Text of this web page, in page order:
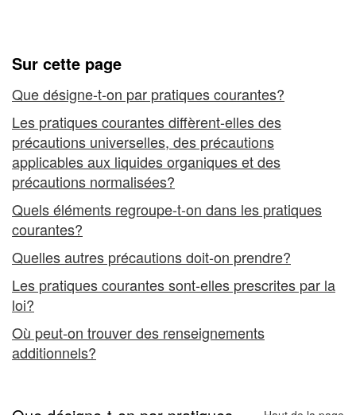
Sur cette page
Que désigne-t-on par pratiques courantes?
Les pratiques courantes diffèrent-elles des
précautions universelles, des précautions
applicables aux liquides organiques et des
précautions normalisées?
Quels éléments regroupe-t-on dans les pratiques
courantes?
Quelles autres précautions doit-on prendre?
Les pratiques courantes sont-elles prescrites par la
loi?
Où peut-on trouver des renseignements
additionnels?